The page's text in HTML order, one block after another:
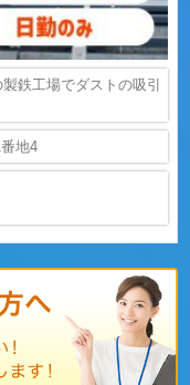
鉄工場でダストの吸引
地4